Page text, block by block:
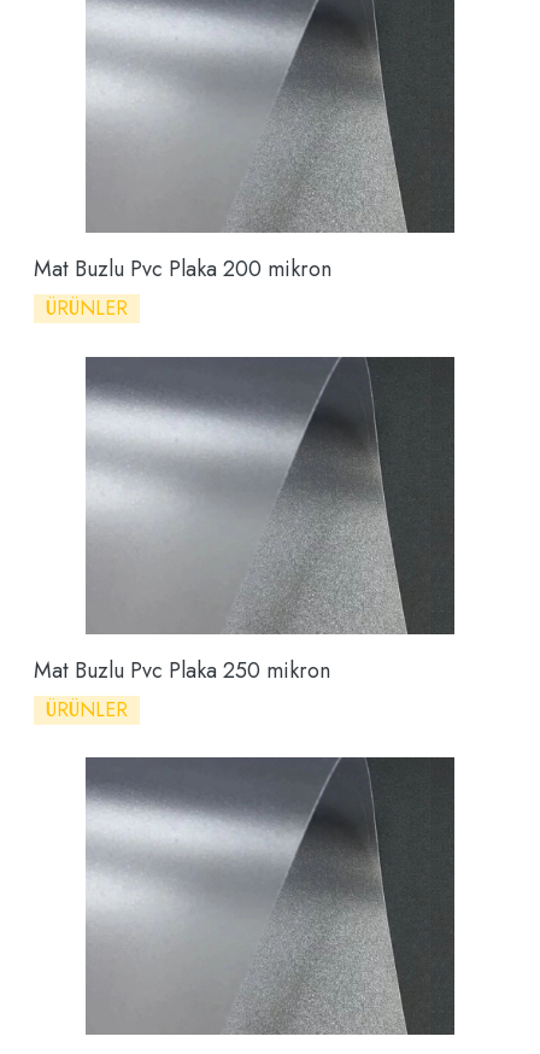
Mat Buzlu Pvc Plaka 200 mikron
ÜRÜNLER
Mat Buzlu Pvc Plaka 250 mikron
ÜRÜNLER